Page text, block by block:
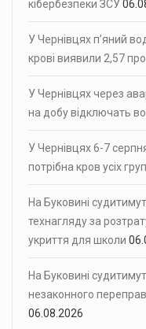
кібербезпеки ЗСУ
У Чернівцях п’яний
крові виявили 2,57
У Чернівцях через
на добу відключать
У Чернівцях 6-7
потрібна кров усіх груп
На Буковині
технагляду за
укриття для школи
На Буковині
незаконного
06.08.2026